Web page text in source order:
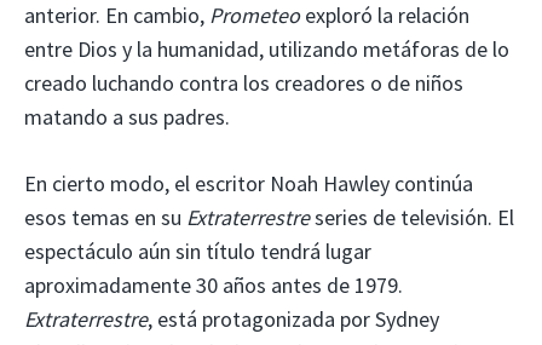
anterior. En cambio, Prometeoexploró la relación
entre Dios y la humanidad, utilizando metáforas de lo
creado luchando contra los creadores o de niños
matando a sus padres.
En cierto modo, el escritor Noah Hawley continúa
esos temas en su Extraterrestreseries de televisión. El
espectáculo aún sin título tendrá lugar
aproximadamente 30 años antes de 1979.
Extraterrestre, está protagonizada por Sydney